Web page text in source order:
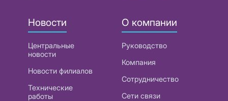
Новости
Центральные
новости
Новости филиалов
Технические
работы
О компании
Руководство
Компания
Сотрудничество
Сети связи